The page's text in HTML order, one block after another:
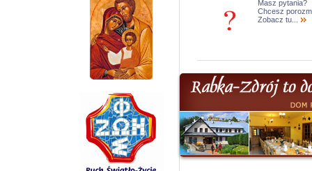
Masz pytania?
Chcesz
Zobacz tu...